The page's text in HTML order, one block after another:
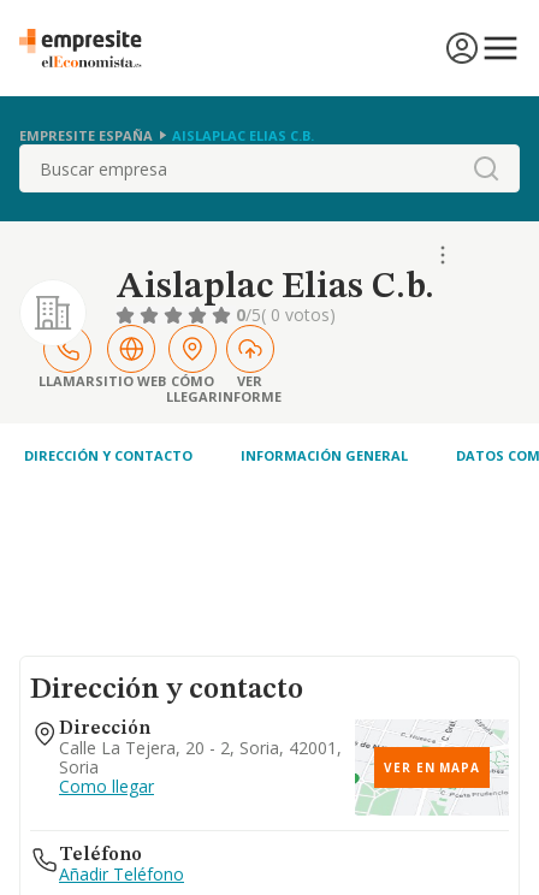
EMPRESITE ESPAÑA AISLAPLAC ELIAS C.B.
Buscar
Aislaplac Elias C.b.
0/5( 0 votos)
LLAMARSITIO WEB CÓMO
LLEGAR
VER
INFORME
DIRECCIÓN Y CONTACTO INFORMACIÓN GENERAL DATOS
Dirección y contacto
Dirección
Calle La Tejera, 20 - 2, Soria, 42001,
Soria
Como llegar
VER EN MAPA
Teléfono
Añadir Teléfono